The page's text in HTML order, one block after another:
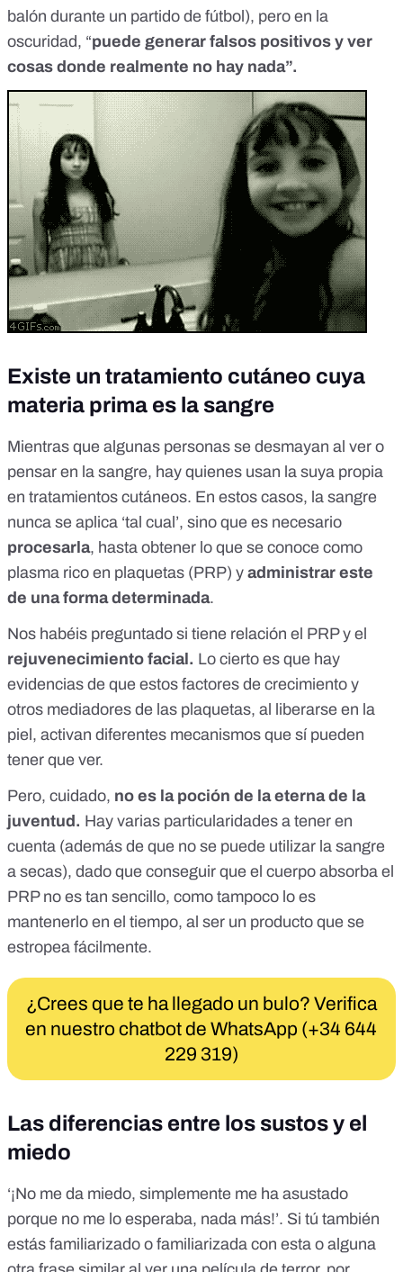
balón durante un partido de fútbol), pero en la
oscuridad, “puede generar falsos positivos y ver
cosas donde realmente no hay nada”.
Existe un tratamiento cutáneo cuya
materia prima es la sangre
Mientras que algunas personas se desmayan al ver o
pensar en la sangre, hay quienes usan la suya propia
en tratamientos cutáneos. En estos casos, la sangre
nunca se aplica ‘tal cual’, sino que es necesario
procesarla, hasta obtener lo que se conoce como
plasma rico en plaquetas (PRP) y administrar este
de una forma determinada.
Nos habéis preguntado si tiene relación el PRP y el
rejuvenecimiento facial. Lo cierto es que hay
evidencias de que estos factores de crecimiento y
otros mediadores de las plaquetas, al liberarse en la
piel, activan diferentes mecanismos que sí pueden
tener que ver.
Pero, cuidado, no es la poción de la eterna de la
juventud. Hay varias particularidades a tener en
cuenta (además de que no se puede utilizar la sangre
a secas), dado que conseguir que el cuerpo absorba el
PRP no es tan sencillo, como tampoco lo es
mantenerlo en el tiempo, al ser un producto que se
estropea fácilmente.
¿Crees que te ha llegado un bulo? Verifica
en nuestro chatbot de WhatsApp (+34 644
229 319)
Las diferencias entre los sustos y el
miedo
‘¡No me da miedo, simplemente me ha asustado
porque no me lo esperaba, nada más!’. Si tú también
estás familiarizado o familiarizada con esta o alguna